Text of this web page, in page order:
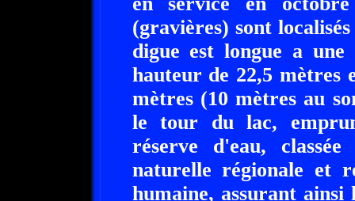
(gravières) sont
digue est longue a
hauteur de 22,5 mètres
mètres (10 mètres au
le tour du lac,
réserve d'eau,
naturelle régionale et
humaine, assurant